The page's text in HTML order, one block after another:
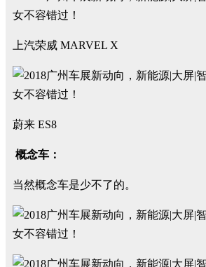
上汽荣威 MARVEL X
蔚来 ES8
概念车：
当然概念车是少不了的。